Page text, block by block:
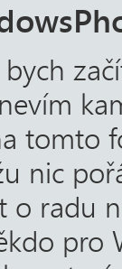
tomto
nic
o radu
pro